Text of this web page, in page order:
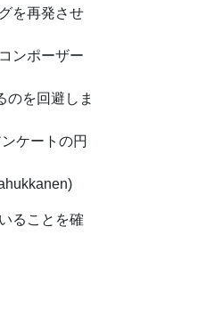
を再発させ
ンポーザー
のを回避しま
ケートの円
ることを確